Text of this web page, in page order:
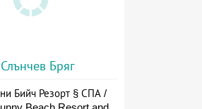
Слънчев Бряг
Бийч Резорт § СПА /